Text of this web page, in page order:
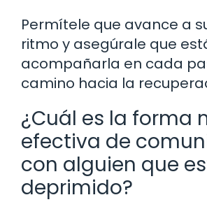
Permítele que avance a
ritmo y asegúrale que
acompañarla en cada
camino hacia la
¿Cuál es la forma
efectiva de
con alguien que
deprimido?